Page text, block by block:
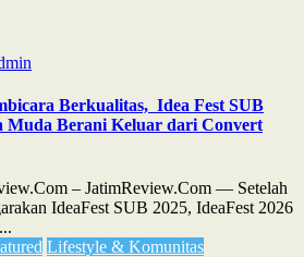
Berkualitas, Idea Fest SUB
Muda Berani Keluar dari Convert
– JatimReview.Com — Setelah
IdeaFest SUB 2025, IdeaFest 2026
Lifestyle & Komunitas